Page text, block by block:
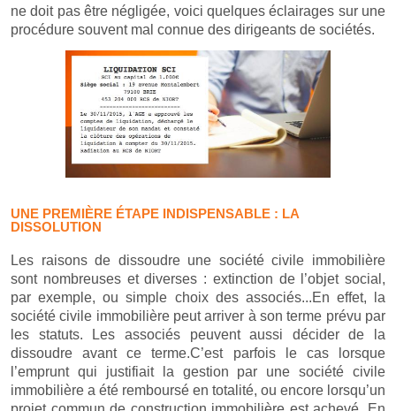
ne doit pas être négligée, voici quelques éclairages sur une
procédure souvent mal connue des dirigeants de sociétés.
UNE PREMIÈRE ÉTAPE INDISPENSABLE : LA
DISSOLUTION
Les raisons de dissoudre une société civile immobilière
sont nombreuses et diverses : extinction de l’objet social,
par exemple, ou simple choix des associés...En effet, la
société civile immobilière peut arriver à son terme prévu par
les statuts. Les associés peuvent aussi décider de la
dissoudre avant ce terme.C’est parfois le cas lorsque
l’emprunt qui justifiait la gestion par une société civile
immobilière a été remboursé en totalité, ou encore lorsqu’un